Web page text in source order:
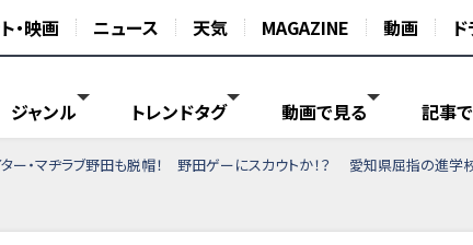
・映画 ニュース 天気 MAGAZINE 動画
ジャンル トレンドタグ 動画で見る 記事
ー・マヂラブ野田も脱帽！ 野田ゲーにスカウトか！？ 愛知県屈指の進学